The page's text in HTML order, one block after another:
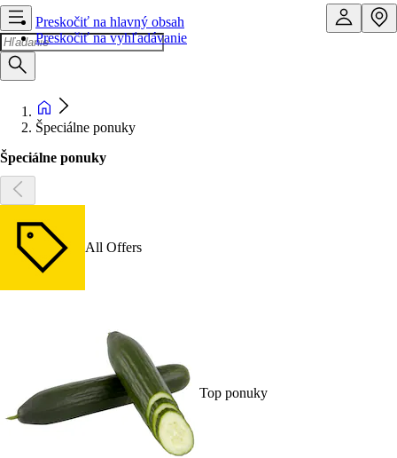
Preskočiť na hlavný obsah
Preskočiť na vyhľadávanie
Špeciálne ponuky
Špeciálne ponuky
All Offers
Top ponuky